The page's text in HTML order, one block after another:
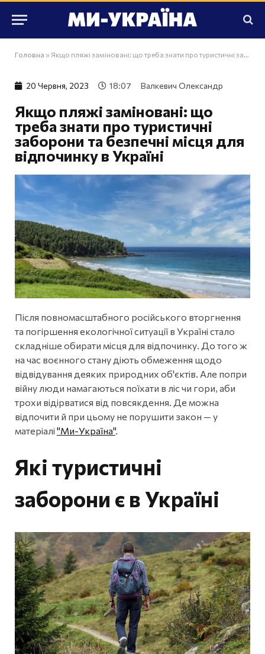
Головна » Якщо пляжі заміновані: що треба знати про туристичні заборони та безпечні місця для відпочинку в Україні
20 Червня, 2023 18:07 Валкевич Олександр
Якщо пляжі заміновані: що
треба знати про туристичні
заборони та безпечні місця для
відпочинку в Україні
Після повномасштабного російського вторгнення
та погіршення екологічної ситуації в Україні стало
складніше обирати місця для відпочинку. До того ж
на час воєнного стану діють обмеження щодо
відвідування деяких природних об'єктів. Але попри
війну люди намагаються поїхати в ліс чи гори, аби
трохи відірватися від повсякдення. Де можна
відпочити й при цьому не порушити закон — у
матеріалі "Ми-Україна".
Які туристичні
заборони є в Україні